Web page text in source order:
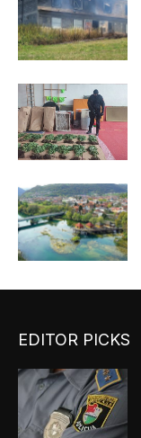
EDITOR PICKS